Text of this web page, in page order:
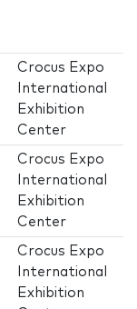
Crocus Expo
International
Exhibition
Center
Crocus Expo
International
Exhibition
Center
Crocus Expo
International
Exhibition